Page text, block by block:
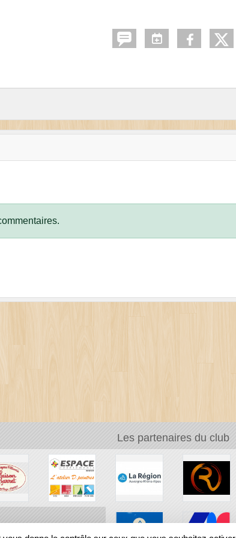
Les partenaires du club